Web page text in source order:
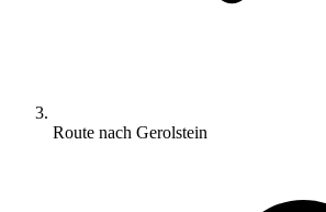
Route nach Gerolstein